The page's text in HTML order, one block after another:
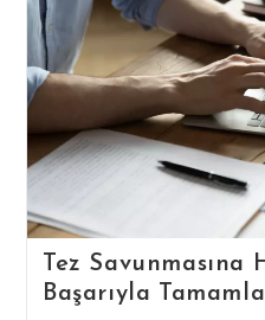
Aşamaları
Tez Savunmasına
Başarıyla